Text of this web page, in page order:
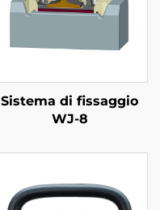
Sistema di fissaggio
WJ-8